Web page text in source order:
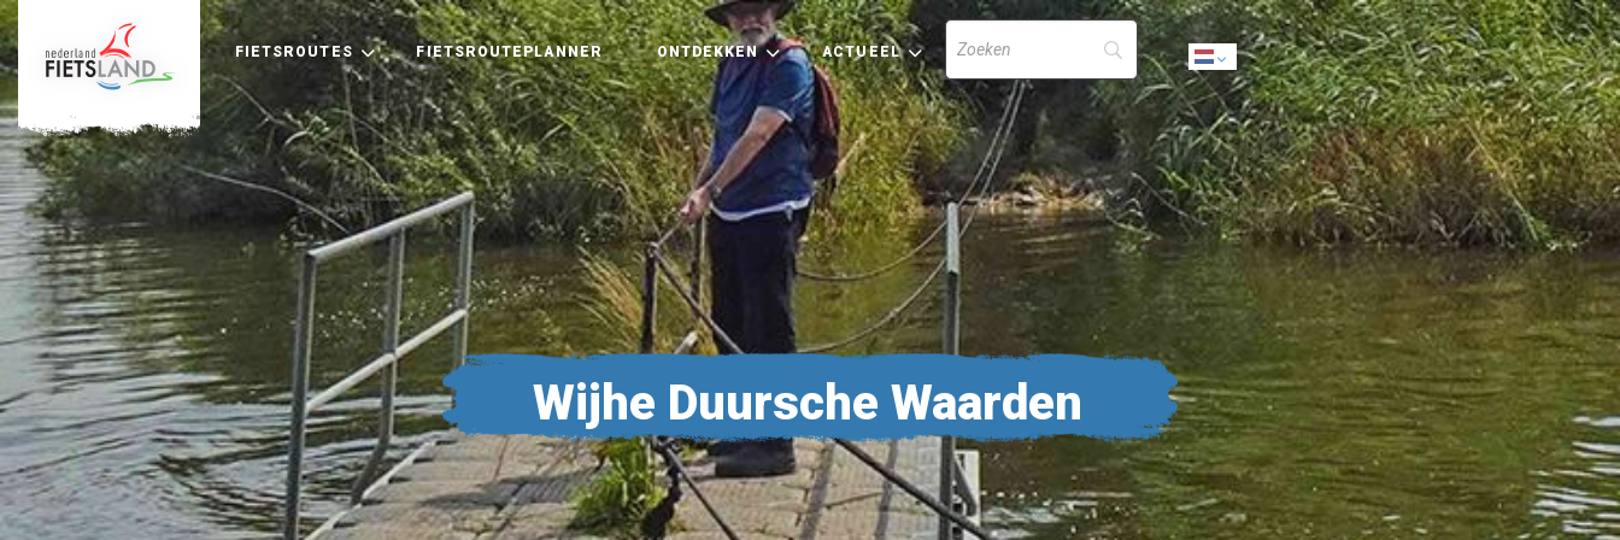
FIETSROUTES FIETSROUTEPLANNER ONTDEKKEN ACTUEEL
Dutch
Wijhe Duursche Waarden
+
−